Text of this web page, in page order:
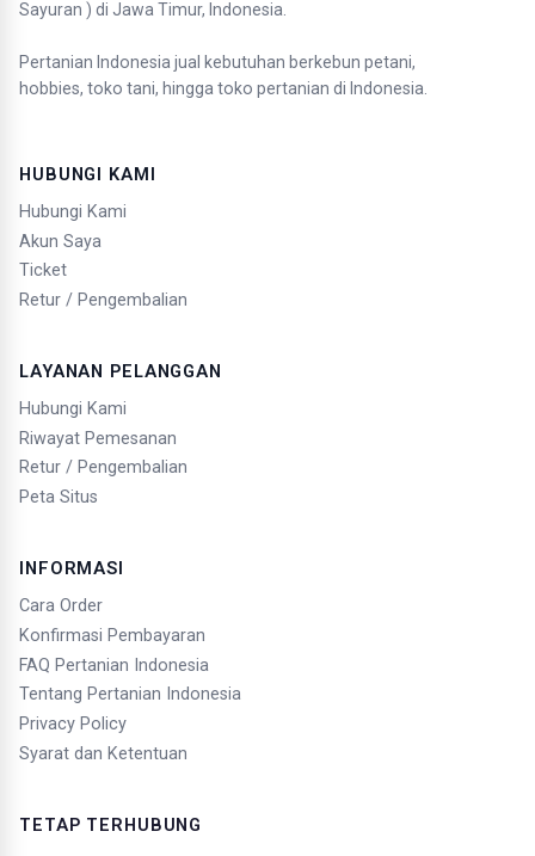
Sayuran ) di Jawa Timur, Indonesia.
Pertanian Indonesia jual kebutuhan berkebun petani,
hobbies, toko tani, hingga toko pertanian di Indonesia.
HUBUNGI KAMI
Hubungi Kami
Akun Saya
Ticket
Retur / Pengembalian
LAYANAN PELANGGAN
Hubungi Kami
Riwayat Pemesanan
Retur / Pengembalian
Peta Situs
INFORMASI
Cara Order
Konfirmasi Pembayaran
FAQ Pertanian Indonesia
Tentang Pertanian Indonesia
Privacy Policy
Syarat dan Ketentuan
TETAP TERHUBUNG